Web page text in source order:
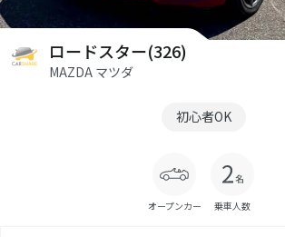
ロードスター(326)
MAZDA マツダ
初心者OK
オープンカー 乗車人数